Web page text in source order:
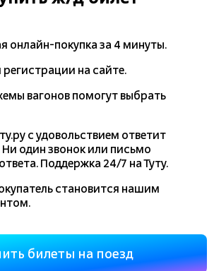
онлайн-покупказа 4 минуты.
регистрации на сайте.
вагонов помогут выбрать
с удовольствием ответит
один звонок или письмо
Поддержка 24/7 на Туту.
становится нашим
билеты на поезд